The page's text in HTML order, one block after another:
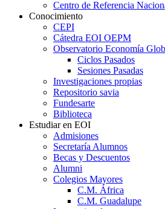
Centro de Referencia
Conocimiento
CEPI
Cátedra EOI OEPM
Observatorio Economía
Ciclos Pasados
Sesiones Pasadas
Investigaciones propias
Repositorio savia
Fundesarte
Biblioteca
Estudiar en EOI
Admisiones
Secretaría Alumnos
Becas y Descuentos
Alumni
Colegios Mayores
C.M. África
C.M. Guadalupe